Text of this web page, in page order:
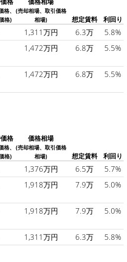
格、
格)
(売却相場、取引価格
相場)
想定賃料 利回り
1,311万円 6.3万
5.8%
1,472万円 6.8万 5.5%
1,472万円 6.8万 5.5%
格
格、
格)
価格相場
(売却相場、取引価格
相場)
想定賃料 利回り
1,376万円 6.5万
5.7%
1,918万円 7.9万 5.0%
1,918万円 7.9万 5.0%
1,311万円 6.3万 5.8%